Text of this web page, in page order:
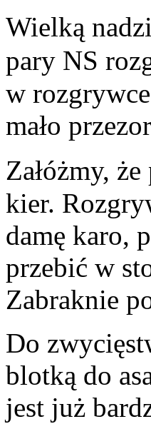
Wielką
pary NS
w
mało
Załóżmy,
kier.
damę karo,
przebić w
Zabraknie
Do
blotką do
jest już